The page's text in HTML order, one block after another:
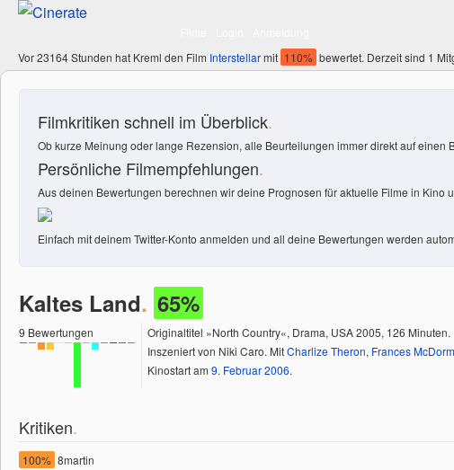
Vor 23164 Stunden hat Kreml den Film Interstellarmit 110% bewertet. Derzeit sind 1
Filmkritiken schnell im Überblick.
Ob kurze Meinung oder lange Rezension, alle Beurteilungen immer direkt auf einen
Persönliche Filmempfehlungen.
Aus deinen Bewertungen berechnen wir deine Prognosen für aktuelle Filme in Kino
Einfach mit deinem Twitter-Konto anmelden und all deine Bewertungen werden
Kaltes Land. 65%
9 Bewertungen
Originaltitel »North Country«, Drama, USA 2005, 126 Minuten.
Inszeniert von Niki Caro. MitCharlize Theron, Frances
Kinostart am 9. Februar2006.
Kritiken.
100% 8martin